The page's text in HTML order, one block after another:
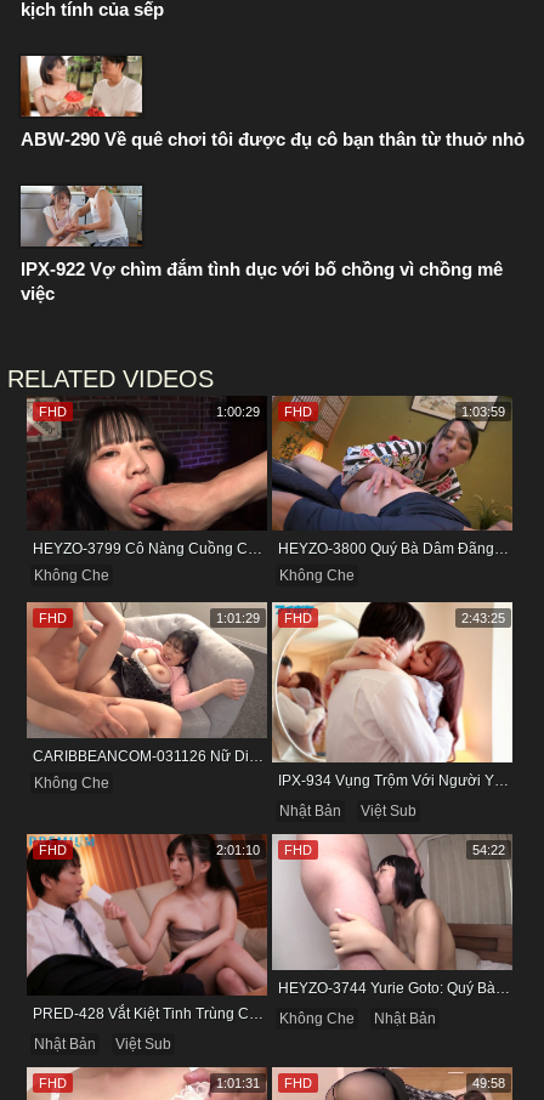
kịch tính của sếp
ABW-290 Về quê chơi tôi được đụ cô bạn thân từ thuở nhỏ
IPX-922 Vợ chìm đắm tình dục với bố chồng vì chồng mê
việc
RELATED VIDEOS
HEYZO-3799 Cô Nàng Cuồng Cảm Giác Mạnh Và Khoái Lạc Tột Đỉnh
Không Che
FHD 1:00:29
HEYZO-3800 Quý Bà Dâm Đãng Và Cuộc Vui Đầy Kích Thích
Không Che
FHD 1:03:59
Không Che
FHD 1:01:29
IPX-934 Vụng Trộm Với Người Yêu Cũ Trong Khách Sạn
Nhật Bản
Việt Sub
FHD 2:43:25
Nhật Bản
Việt Sub
FHD 2:01:10
HEYZO-3744 Yurie Goto: Quý Bà Dâm Phụ & Cơn Cuồng Si Mùi Buồi Khắm
Không Che
Nhật Bản
FHD 54:22
FHD 1:01:31 FHD 49:58